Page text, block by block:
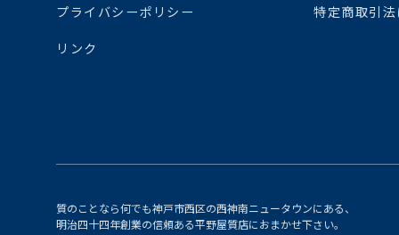
プライバシーポリシー 特定商取引
リンク
質のことなら何でも神戸市西区の西神南ニュータウンにある、
明治四十四年創業の信頼ある平野屋質店におまかせ下さい。